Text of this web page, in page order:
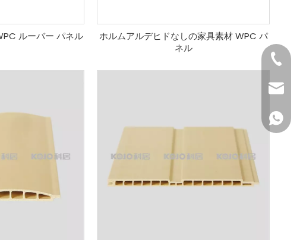
ルーバー パネル
ホルムアルデヒドなしの家具素材 WPC パ
ネル
+86-
+86-
+86